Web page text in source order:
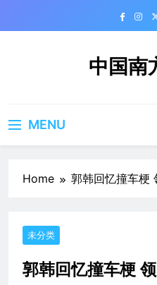
中国南
MENU
Home 郭韩回忆撞车梗
未分类
郭韩回忆撞车梗